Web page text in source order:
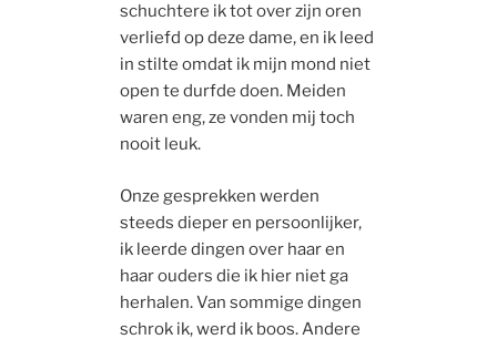
schuchtere ik tot over zijn oren
verliefd op deze dame, en ik leed
in stilte omdat ik mijn mond niet
open te durfde doen. Meiden
waren eng, ze vonden mij toch
nooit leuk.
Onze gesprekken werden
steeds dieper en persoonlijker,
ik leerde dingen over haar en
haar ouders die ik hier niet ga
herhalen. Van sommige dingen
schrok ik, werd ik boos. Andere